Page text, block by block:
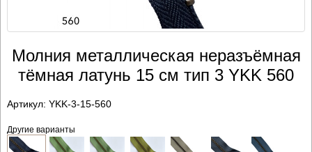
Молния металлическая неразъёмная
тёмная латунь 15 см тип 3 YKK 560
Артикул: YKK-3-15-560
Другие варианты